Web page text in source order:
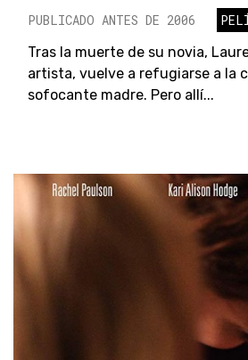
PUBLICADO ANTES DE 2006
Tras la muerte de su novia,
artista, vuelve a refugiarse a la
sofocante madre. Pero allí...